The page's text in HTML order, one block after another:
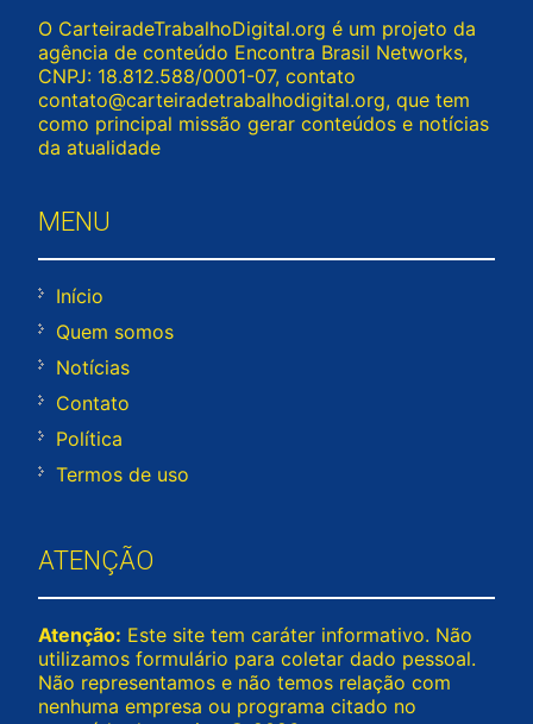
O CarteiradeTrabalhoDigital.org é um projeto da
agência de conteúdo Encontra Brasil Networks,
CNPJ: 18.812.588/0001-07, contato
contato@carteiradetrabalhodigital.org, que tem
como principal missão gerar conteúdos e notícias
da atualidade
MENU
Início
Quem somos
Notícias
Contato
Política
Termos de uso
ATENÇÃO
Atenção: Este site tem caráter informativo. Não
utilizamos formulário para coletar dado pessoal.
Não representamos e não temos relação com
nenhuma empresa ou programa citado no